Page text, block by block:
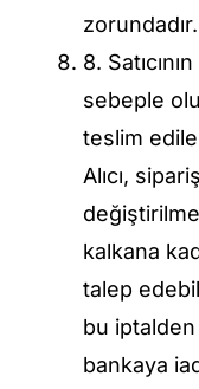
zorundadır.
8.
sebeple
teslim
Alıcı,
kalkana
talep
bu
bankaya